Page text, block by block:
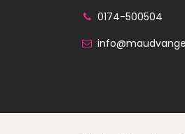
0174-500504